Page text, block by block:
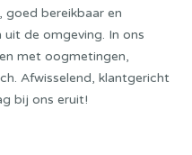
goed bereikbaar en
de omgeving. In ons
met oogmetingen,
Afwisselend, klantgericht
bij ons eruit!